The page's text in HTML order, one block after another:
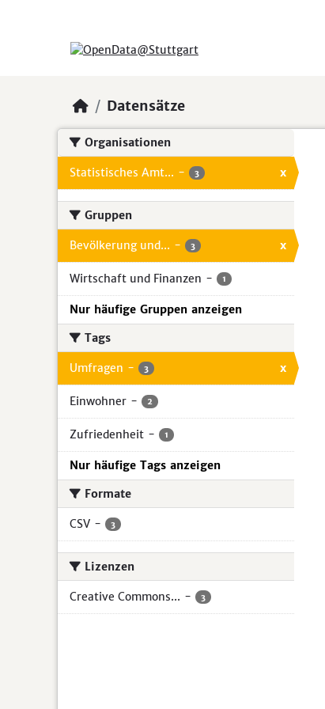
Datensätze
Organisationen
Statistisches Amt... - 3 x
Gruppen
Bevölkerung und... - 3 x
Wirtschaft und Finanzen - 1
Nur häufige Gruppen anzeigen
Tags
Umfragen - 3 x
Einwohner - 2
Zufriedenheit - 1
Nur häufige Tags anzeigen
Formate
CSV - 3
Lizenzen
Creative Commons... - 3